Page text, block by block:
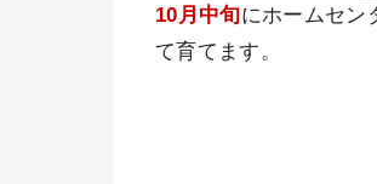
10月中旬にホームセン
て育てます。